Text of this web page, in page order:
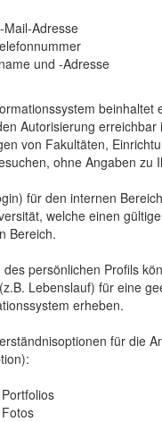
Mail-Adresse
und -Adresse
beinhaltet
Autorisierung
von Fakultäten,
ohne Angaben zu
für den internen
welche einen
Bereich.
persönlichen Profils
Lebenslauf) für eine
erheben.
für die